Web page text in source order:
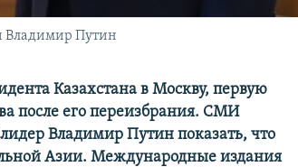
Владимир Путин
Казахстана в Москву, первую
после его переизбрания. СМИ
Владимир Путин показать, что
Азии. Международные издания